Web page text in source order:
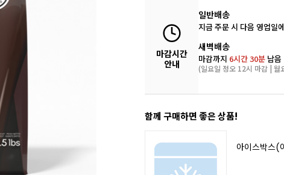
마감시간
안내
일반배송
지금 주문 시 다음 영업일
새벽배송
마감까지 6시간 29분 남음
(일요일 정오 12시 마감 | 월
함께 구매하면 좋은 상품!
아이스박스(